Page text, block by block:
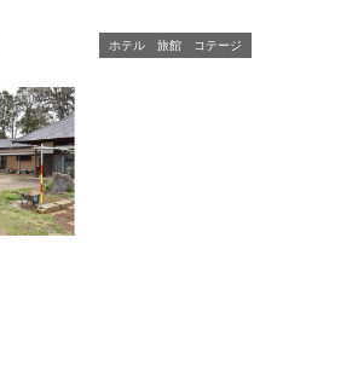
ホテル 旅館 コテージ